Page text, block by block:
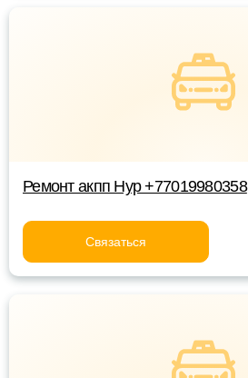
Ремонт акпп Нур +77019980358
Связаться